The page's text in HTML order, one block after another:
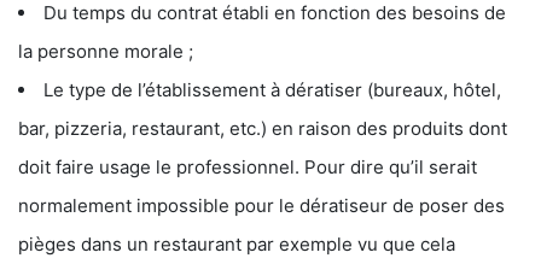
Du temps du contrat établi en fonction des besoins de
la personne morale ;
Le type de l’établissement à dératiser (bureaux, hôtel,
bar, pizzeria, restaurant, etc.) en raison des produits dont
doit faire usage le professionnel. Pour dire qu’il serait
normalement impossible pour le dératiseur de poser des
pièges dans un restaurant par exemple vu que cela